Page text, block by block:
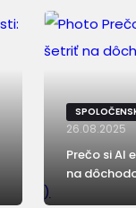
)
26.08.2025
Prečo si AI
na